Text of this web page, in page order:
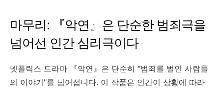
마무리: 『악연』은 단순한 범죄극을
넘어선 인간 심리극이다
넷플릭스 드라마 『악연』은 단순히 "범죄를 벌인 사람들
의 이야기"를 넘어섭니다. 이 작품은 인간이 상황에 따라